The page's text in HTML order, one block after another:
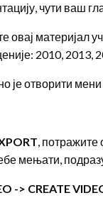
чути ваш
овај
2010, 2013,
је отворити мени
, потражите
мењати,
-> CREATE